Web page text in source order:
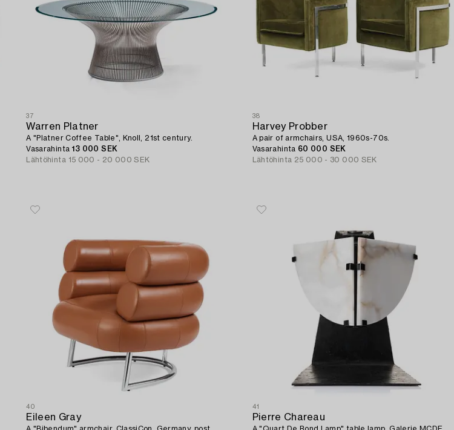
37
Warren Platner
A "Platner Coffee Table", Knoll, 21st century.
Vasarahinta 13 000 SEK
Lähtöhinta 15 000 - 20 000 SEK
38
Harvey Probber
A pair of armchairs, USA, 1960s-70s.
Vasarahinta 60 000 SEK
Lähtöhinta 25 000 - 30 000 SEK
40
Eileen Gray
41
Pierre Chareau